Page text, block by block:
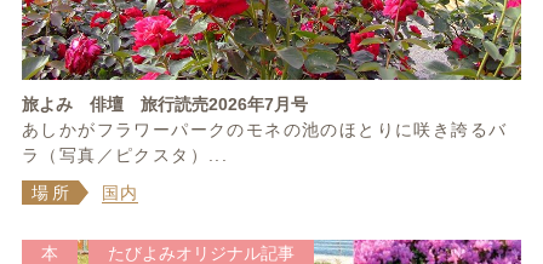
旅よみ 俳壇 旅行読売2026年7月号
あしかがフラワーパークのモネの池のほとりに咲き誇るバ
ラ（写真／ピクスタ）...
場所
国内
本 たびよみオリジナル記事